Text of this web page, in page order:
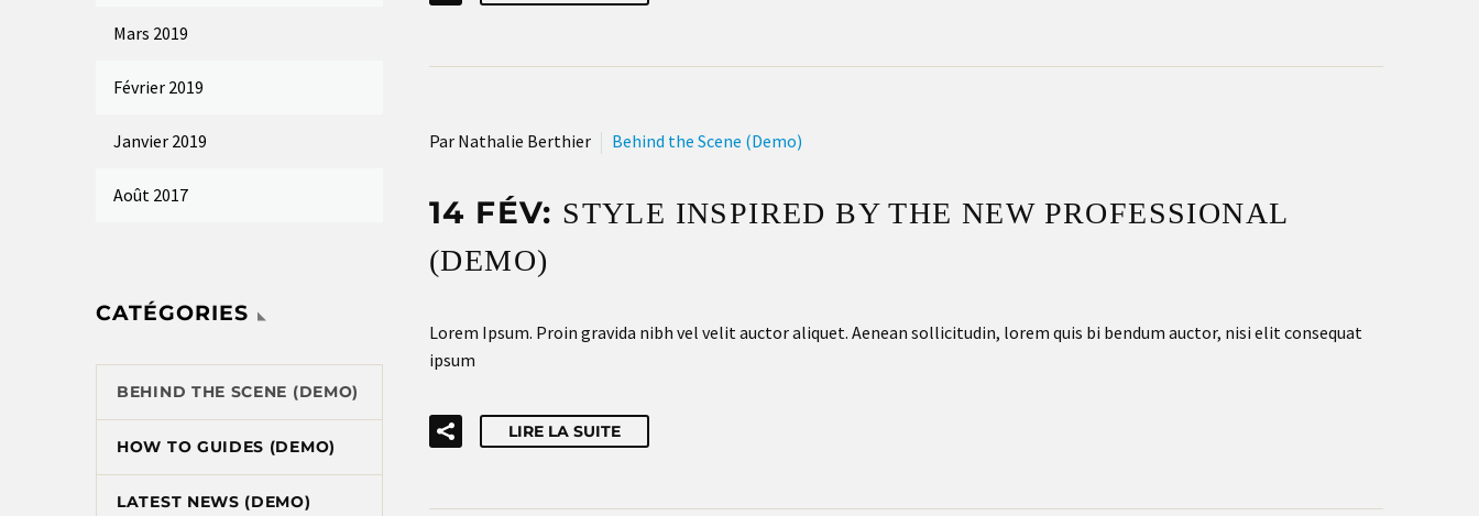
Par Nathalie Berthier Behind the Scene (Demo)
14 FÉV: STYLE INSPIRED BY THE NEW PROFESSIONAL
(DEMO)
Lorem Ipsum. Proin gravida nibh vel velit auctor aliquet. Aenean sollicitudin, lorem quis bi bendum auctor, nisi elit consequat
ipsum
LIRE LA SUITE
Mars 2019
Février 2019
Janvier 2019
Août 2017
CATÉGORIES
BEHIND THE SCENE (DEMO)
HOW TO GUIDES (DEMO)
LATEST NEWS (DEMO)